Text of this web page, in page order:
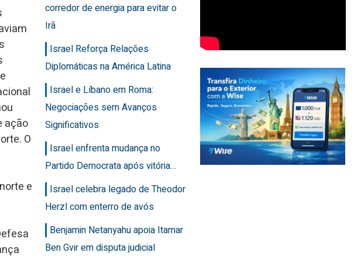
ação
O
e
corredor de energia para evitar o
Irã
Israel Reforça Relações
Diplomáticas na América Latina
Israel e Líbano em Roma:
Negociações sem Avanços
Significativos
Israel enfrenta mudança no
Partido Democrata após vitória…
Israel celebra legado de Theodor
Herzl com enterro de avós
Benjamin Netanyahu apoia Itamar
Ben Gvir em disputa judicial